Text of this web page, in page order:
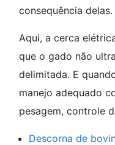
consequência delas.
Aqui, a cerca
que o gado não
delimitada. E
manejo adequado
pesagem, controle
Descorna de